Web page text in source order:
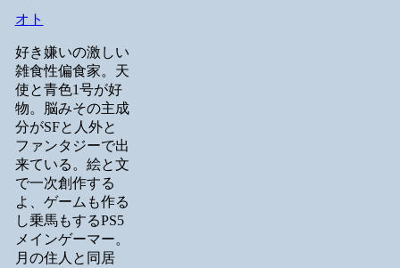
オト
好き嫌いの激しい
雑食性偏食家。天
使と青色1号が好
物。脳みその主成
分がSFと人外と
ファンタジーで出
来ている。絵と文
で一次創作する
よ、ゲームも作る
し乗馬もするPS5
メインゲーマー。
月の住人と同居